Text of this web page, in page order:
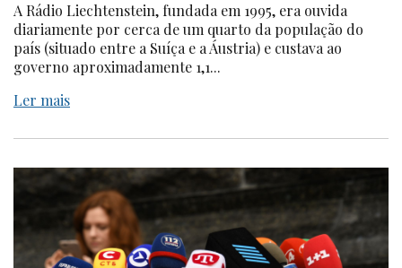
A Rádio Liechtenstein, fundada em 1995, era ouvida
diariamente por cerca de um quarto da população do
país (situado entre a Suíça e a Áustria) e custava ao
governo aproximadamente 1,1...
Ler mais